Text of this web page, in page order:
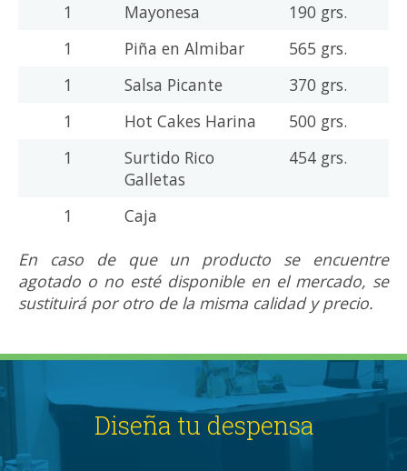
1
Mayonesa
190 grs.
1
Piña en Almibar
565 grs.
1
Salsa Picante
370 grs.
1
Hot Cakes Harina
500 grs.
1
Surtido Rico
Galletas
454 grs.
1
Caja
En caso de que un producto se encuentre
agotado o no esté disponible en el mercado, se
sustituirá por otro de la misma calidad y precio.
Diseña tu despensa